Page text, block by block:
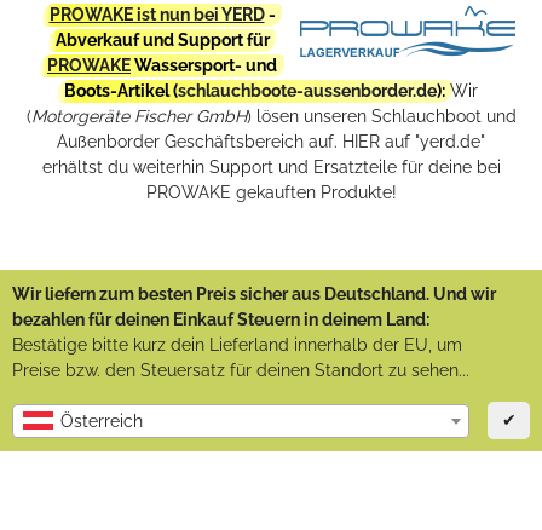
PROWAKE ist nun bei YERD-
Abverkauf und Support für
PROWAKEWassersport- und
Boots-Artikel (schlauchboote-aussenborder.de): Wir
(Motorgeräte Fischer GmbH) lösen unseren Schlauchboot und
Außenborder Geschäftsbereich auf. HIER auf "yerd.de"
erhältst du weiterhin Support und Ersatzteile für deine bei
PROWAKE gekauften Produkte!
Wir liefern zum besten Preis sicher aus Deutschland. Und wir
bezahlen für deinen Einkauf Steuern in deinem Land:
Bestätige bitte kurz dein Lieferland innerhalb der EU, um
Preise bzw. den Steuersatz für deinen Standort zu sehen...
Österreich ✔